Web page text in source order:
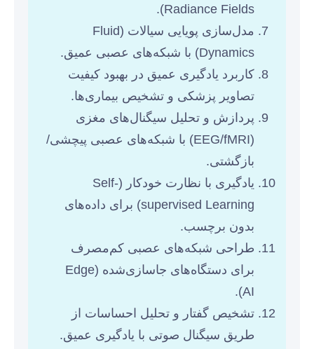
Radiance Fields).
مدل‌سازی پویایی سیالات (Fluid
Dynamics) با شبکه‌های عصبی عمیق.
کاربرد یادگیری عمیق در بهبود کیفیت
تصاویر پزشکی و تشخیص بیماری‌ها.
پردازش و تحلیل سیگنال‌های مغزی
(EEG/fMRI) با شبکه‌های عصبی پیچشی/
بازگشتی.
یادگیری با نظارت خودکار (Self-
supervised Learning) برای داده‌های
بدون برچسب.
طراحی شبکه‌های عصبی کم‌مصرف
برای دستگاه‌های جاسازی‌شده (Edge
AI).
تشخیص گفتار و تحلیل احساسات از
طریق سیگنال صوتی با یادگیری عمیق.